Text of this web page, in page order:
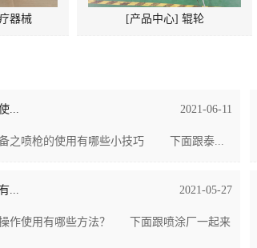
器械 [产品中心] 辊轮
... 2021-06-11
备之喷枪的使用有哪些小技巧 下面跟泰...
... 2021-05-27
作使用有哪些方法？ 下面跟喷涂厂一起来